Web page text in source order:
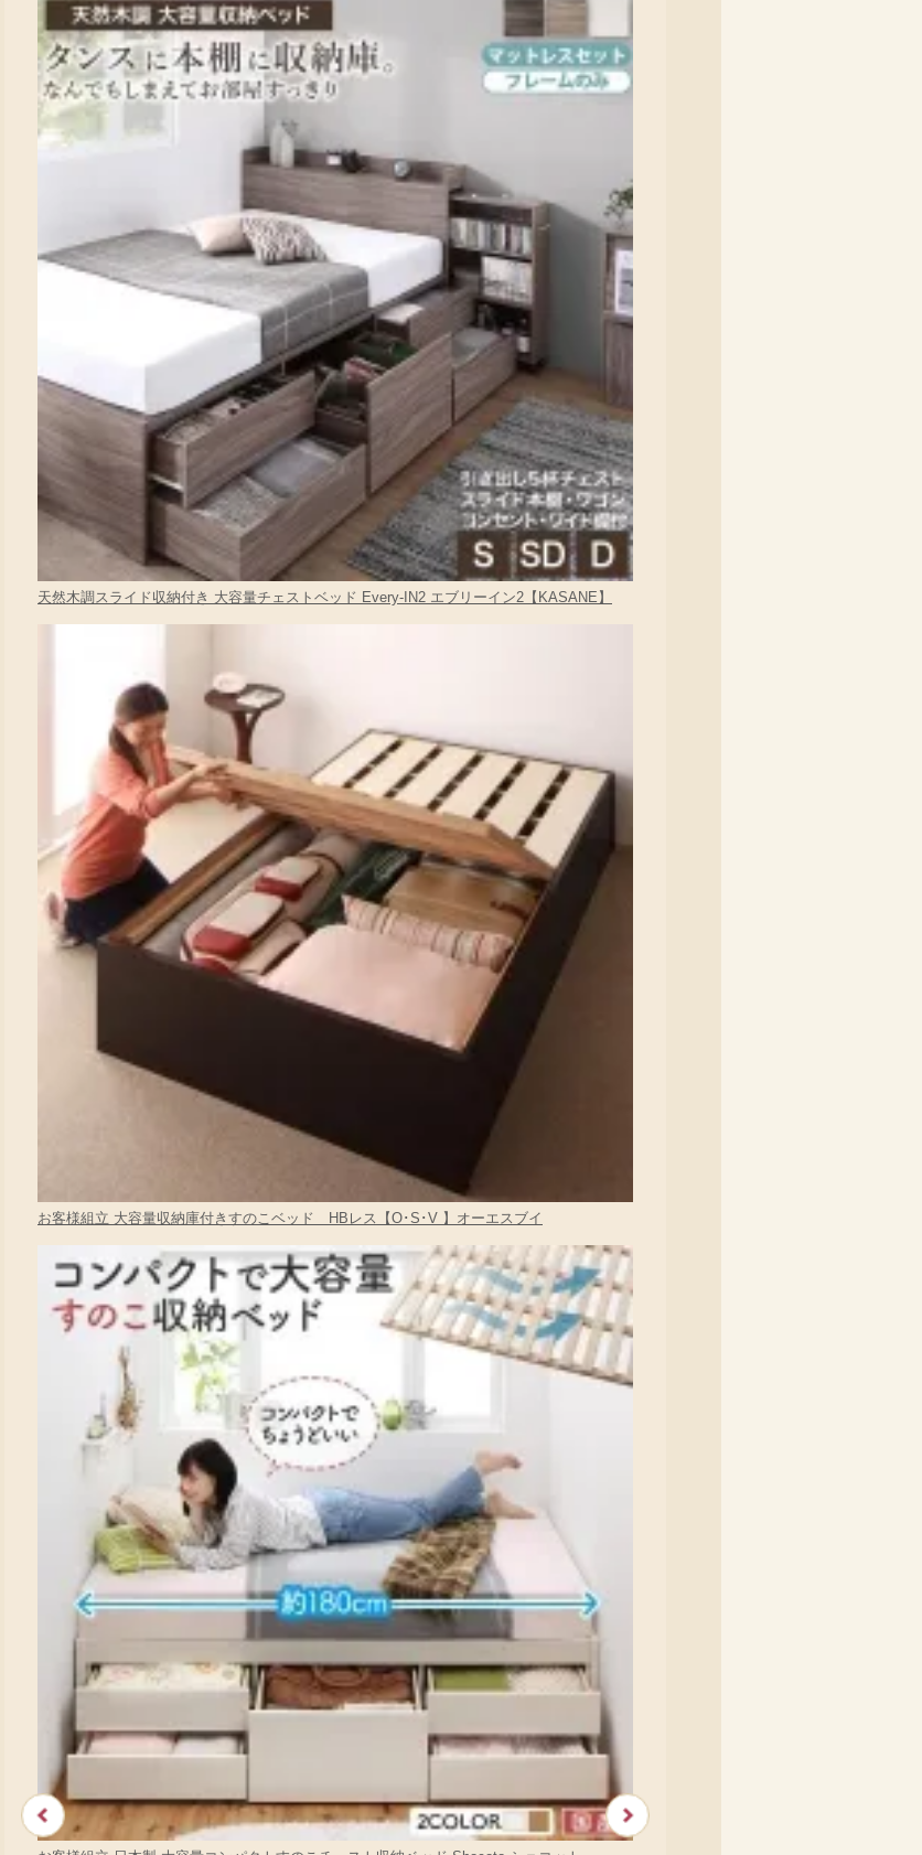
天然木調スライド収納付き 大容量チェストベッド Every-IN2 エブリーイン2【KASANE】
お客様組立 大容量収納庫付きすのこベッド HBレス【O･S･V 】オーエスブイ